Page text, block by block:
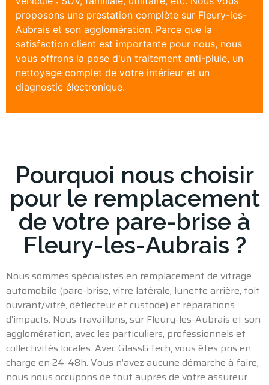
proposons une prestation complète sur Fleury-les-
Aubrais et son agglomération. Parce que la
satisfaction client est importante pour nous, nous
vous offrons la pose d'un traitement anti-pluie, un
nettoyage complet de votre intérieur et un
diagnostic électronique.
Pourquoi nous choisir
pour le remplacement
de votre pare-brise à
Fleury-les-Aubrais ?
Nous sommes spécialistes en remplacement de vitrage
automobile (pare-brise, vitre latérale, lunette arrière, toit
ouvrant/vitré, déflecteur et custode) et réparations
d’impacts. Nous travaillons, sur Fleury-les-Aubrais et son
agglomération, avec les particuliers, professionnels et
collectivités locales. Avec Glass&Tech, vous êtes pris en
charge en 24-48h. Vous n’avez aucune démarche à faire,
nous nous occupons de tout auprès de votre assureur.